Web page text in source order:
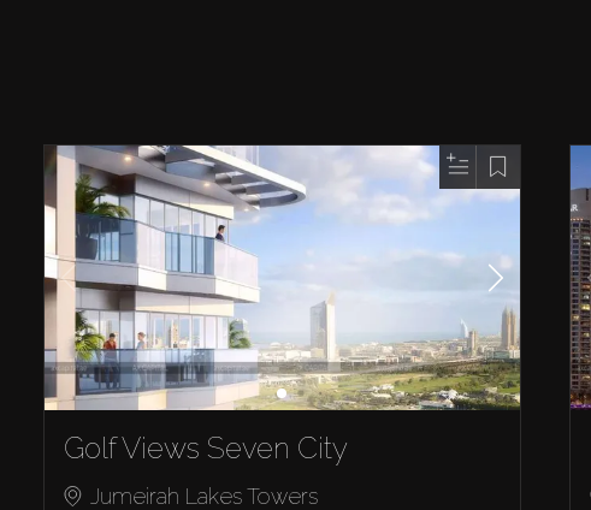
Golf Views Seven City
Jumeirah Lakes Towers